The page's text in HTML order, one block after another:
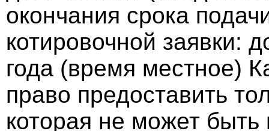
окончания срока
котировочной заявки:
года (время местное)
право предоставить
которая не может